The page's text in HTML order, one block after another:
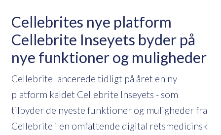
Cellebrites nye platform
Cellebrite Inseyets byder på
nye funktioner og muligheder
Cellebrite lancerede tidligt på året en ny
platform kaldet Cellebrite Inseyets - som
tilbyder de nyeste funktioner og muligheder fra
Cellebrite i en omfattende digital retsmedicinsk